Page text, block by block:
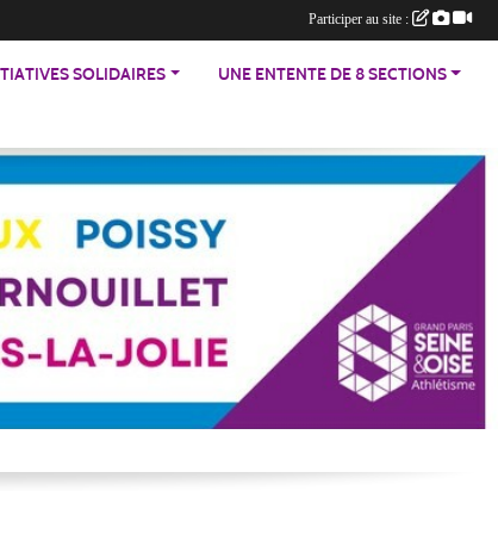
SOLIDAIRES
UNE ENTENTE DE 8 SECTIONS
Participer au site :